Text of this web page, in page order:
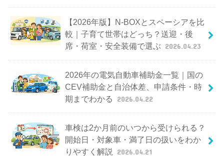
【2026年版】N-BOXとスペーシアを比
較｜子育て世帯はどっち？送迎・後
席・荷室・安全装備で選ぶ 2026.04.23
2026年の電気自動車補助金一覧｜国の
CEV補助金と自治体差、申請条件・時
期までわかる
2026.04.22
車検は2か月前のいつから受けられる？
開始日・対象車・満了日の扱いをわか
りやすく解説
2026.04.21